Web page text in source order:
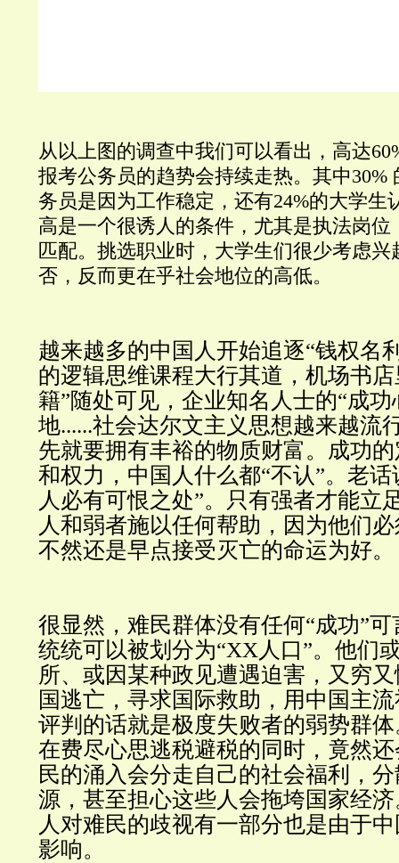
从以上图的调查中我们可以看出，高达
报考公务员的趋势会持续走热。其中30%
务员是因为工作稳定，还有24%的大学生
高是一个很诱人的条件，尤其是执法岗位
匹配。挑选职业时，大学生们很少考虑兴
否，反而更在乎社会地位的高低。
越来越多的中国人开始追逐“钱权名
的逻辑思维课程大行其道，机场书
籍”随处可见，企业知名人士的“成功
地......社会达尔文主义思想越来越流
先就要拥有丰裕的物质财富。成功
和权力，中国人什么都“不认”。老
人必有可恨之处”。只有强者才能立
人和弱者施以任何帮助，因为他们
不然还是早点接受灭亡的命运为好。
很显然，难民群体没有任何“成功”
统统可以被划分为“XX人口”。他们
所、或因某种政见遭遇迫害，又穷
国逃亡，寻求国际救助，用中国主
评判的话就是极度失败者的弱势群
在费尽心思逃税避税的同时，竟然
民的涌入会分走自己的社会福利，
源，甚至担心这些人会拖垮国家经
人对难民的歧视有一部分也是由于
影响。